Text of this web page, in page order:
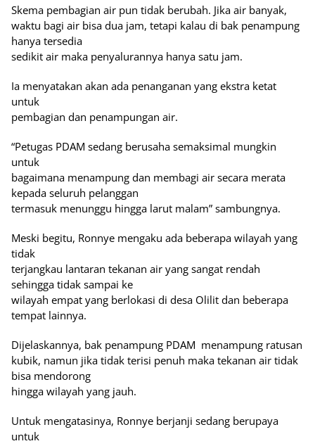
Skema pembagian air pun tidak berubah. Jika air banyak,
waktu bagi air bisa dua jam, tetapi kalau di bak penampung
hanya tersedia
sedikit air maka penyalurannya hanya satu jam.
Ia menyatakan akan ada penanganan yang ekstra ketat
untuk
pembagian dan penampungan air.
“Petugas PDAM sedang berusaha semaksimal mungkin
untuk
bagaimana menampung dan membagi air secara merata
kepada seluruh pelanggan
termasuk menunggu hingga larut malam” sambungnya.
Meski begitu, Ronnye mengaku ada beberapa wilayah yang
tidak
terjangkau lantaran tekanan air yang sangat rendah
sehingga tidak sampai ke
wilayah empat yang berlokasi di desa Olilit dan beberapa
tempat lainnya.
Dijelaskannya, bak penampung PDAM menampung ratusan
kubik, namun jika tidak terisi penuh maka tekanan air tidak
bisa mendorong
hingga wilayah yang jauh.
Untuk mengatasinya, Ronnye berjanji sedang berupaya
untuk